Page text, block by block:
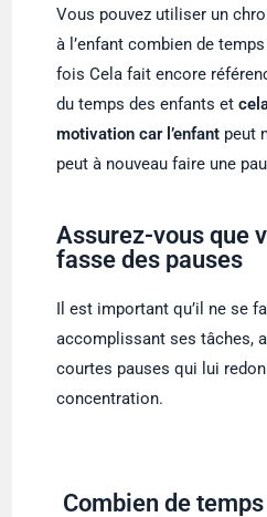
Vous pouvez utiliser un
à l’enfant combien de
fois Cela fait encore
du temps des enfants et
motivation car l’enfant peut
peut à nouveau faire une
Assurez-vous que
fasse des pauses
Il est important qu’il ne se
accomplissant ses tâches,
courtes pauses qui lui
concentration.
Combien de